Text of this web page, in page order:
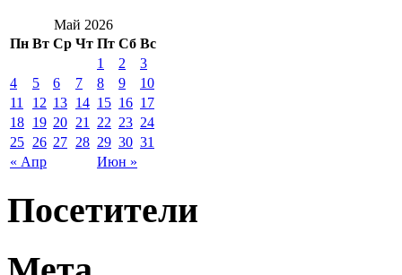
Май 2026
Пн Вт Ср Чт Пт Сб Вс
« Апр Июн »
1 2
3
4
5 6 7 8 9
10
11
12 13 14 15 16 17
18 19 20 21 22 23 24
25 26 27 28 29 30 31
Посетители